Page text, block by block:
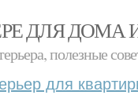
ДЛЯ ДОМА
полезные
для